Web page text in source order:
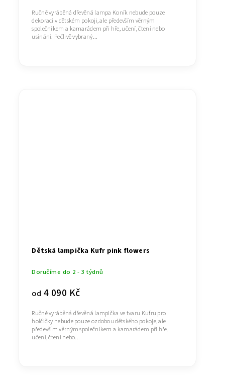
Ručně vyráběná dřevěná lampa Koník nebude pouze
dekorací v dětském pokoji, ale především věrným
společníkem a kamarádem při hře, učení, čtení nebo
usínání. Pečlivě vybraný...
Dětská lampička Kufr pink flowers
Doručíme do 2 - 3 týdnů
od 4 090 Kč
Ručně vyráběná dřevěná lampička ve tvaru Kufru pro
holčičky nebude pouze ozdobou dětského pokoje, ale
především věrným společníkem a kamarádem při hře,
učení, čtení nebo...